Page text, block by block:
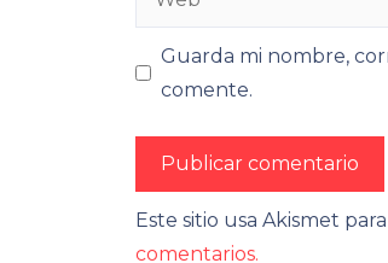
Guarda mi nombre,
comente.
Este sitio usa Akismet
comentarios.